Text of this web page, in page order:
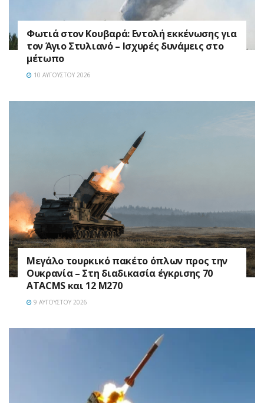
Φωτιά στον Κουβαρά: Εντολή εκκένωσης για
τον Άγιο Στυλιανό – Ισχυρές δυνάμεις στο
μέτωπο
10 ΑΥΓΟΎΣΤΟΥ 2026
Μεγάλο τουρκικό πακέτο όπλων προς την
Ουκρανία – Στη διαδικασία έγκρισης 70
ATACMS και 12 M270
9 ΑΥΓΟΎΣΤΟΥ 2026